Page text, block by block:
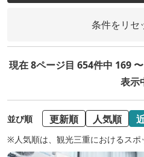
条件をリセ
現在 8ページ目 654件中 169
表示
並び順 更新順 人気順
※人気順は、観光三重におけるスポ